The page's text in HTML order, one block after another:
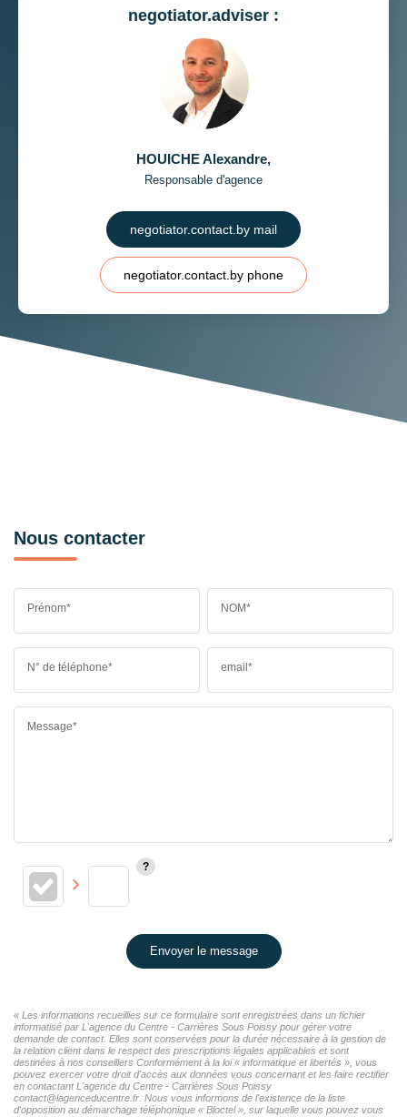
negotiator.adviser :
HOUICHE Alexandre,
Responsable d'agence
negotiator.contact.by mail
negotiator.contact.by phone
Nous contacter
Prénom* NOM*
N° de téléphone* email*
Message*
Envoyer le message
« Les informations recueillies sur ce formulaire sont enregistrées dans un fichier
informatisé par L'agence du Centre - Carrières Sous Poissy pour gérer votre
demande de contact. Elles sont conservées pour la durée nécessaire à la gestion de
la relation client dans le respect des prescriptions légales applicables et sont
destinées à nos conseillers Conformément à la loi « informatique et libertés », vous
pouvez exercer votre droit d'accès aux données vous concernant et les faire rectifier
en contactant L'agence du Centre - Carrières Sous Poissy
contact@lagenceducentre.fr. Nous vous informons de l'existence de la liste
d'opposition au démarchage téléphonique « Bloctel », sur laquelle vous pouvez vous